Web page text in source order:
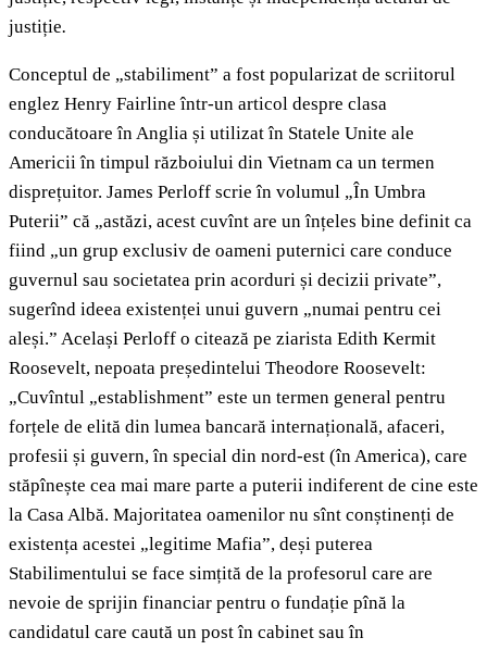
justiție.
Conceptul de „stabiliment” a fost popularizat de scriitorul
englez Henry Fairline într-un articol despre clasa
conducătoare în Anglia și utilizat în Statele Unite ale
Americii în timpul războiului din Vietnam ca un termen
disprețuitor. James Perloff scrie în volumul „În Umbra
Puterii” că „astăzi, acest cuvînt are un înțeles bine definit ca
fiind „un grup exclusiv de oameni puternici care conduce
guvernul sau societatea prin acorduri și decizii private”,
sugerînd ideea existenței unui guvern „numai pentru cei
aleși.” Același Perloff o citează pe ziarista Edith Kermit
Roosevelt, nepoata președintelui Theodore Roosevelt:
„Cuvîntul „establishment” este un termen general pentru
forțele de elită din lumea bancară internațională, afaceri,
profesii și guvern, în special din nord-est (în America), care
stăpînește cea mai mare parte a puterii indiferent de cine este
la Casa Albă. Majoritatea oamenilor nu sînt conștinenți de
existența acestei „legitime Mafia”, deși puterea
Stabilimentului se face simțită de la profesorul care are
nevoie de sprijin financiar pentru o fundație pînă la
candidatul care caută un post în cabinet sau în